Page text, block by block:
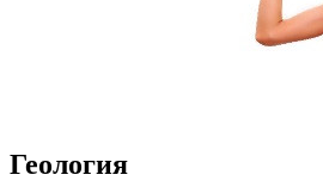
Геология